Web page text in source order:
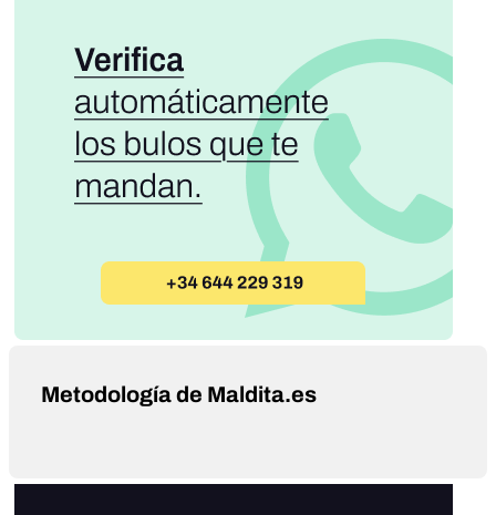
Metodología de Maldita.es